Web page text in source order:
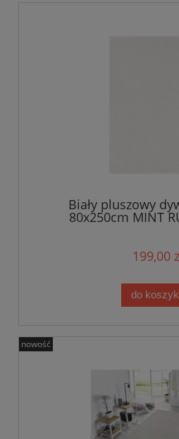
Biały pluszowy
80x250cm MINT
199,00
do
nowość